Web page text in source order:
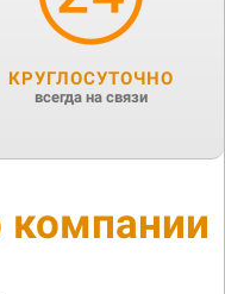
КРУГЛОСУТОЧНО
всегда на связи